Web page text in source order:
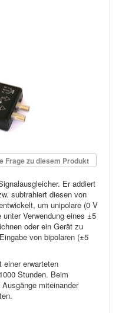
Frage zu diesem Produkt
Er addiert
subtrahiert diesen von
um unipolare (0 V
Verwendung eines ±5
oder ein Gerät zu
von bipolaren (±5
einer erwarteten
Stunden. Beim
miteinander